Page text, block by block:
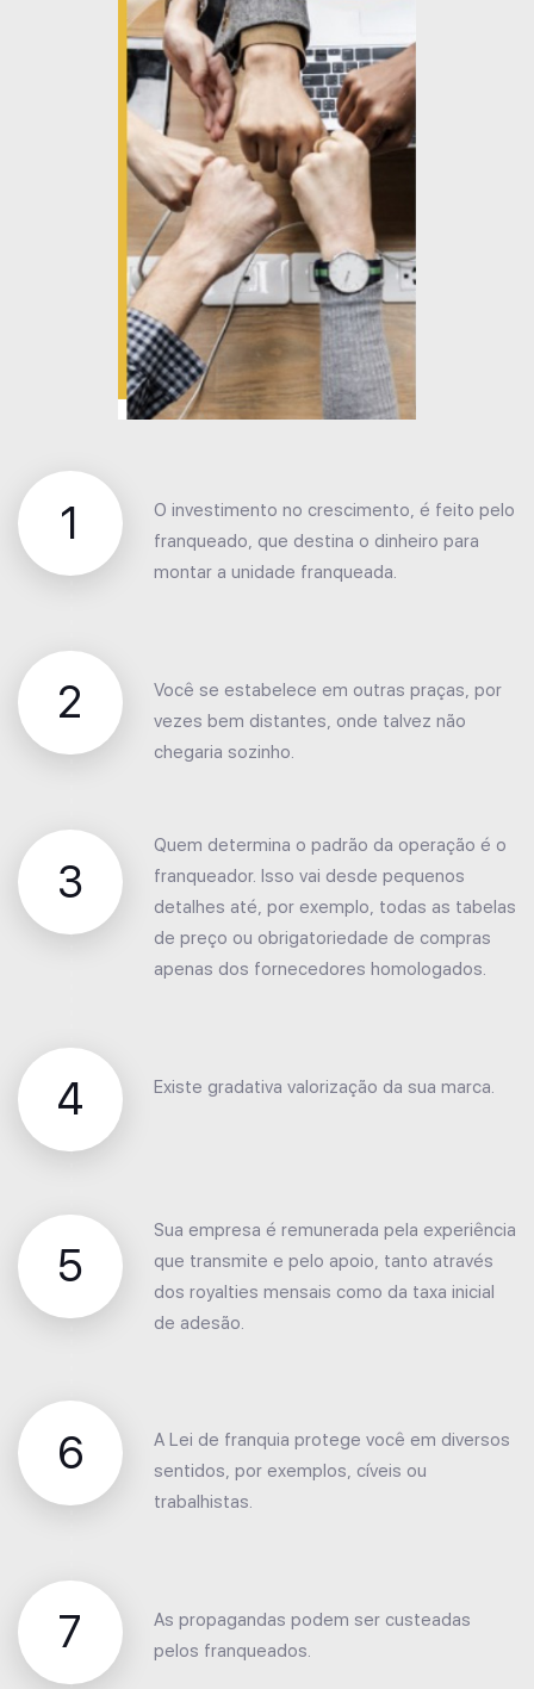
1
O investimento no crescimento, é feito pelo
franqueado, que destina o dinheiro para
montar a unidade franqueada.
2
Você se estabelece em outras praças, por
vezes bem distantes, onde talvez não
chegaria sozinho.
3
Quem determina o padrão da operação é o
franqueador. Isso vai desde pequenos
detalhes até, por exemplo, todas as tabelas
de preço ou obrigatoriedade de compras
apenas dos fornecedores homologados.
4 Existe gradativa valorização da sua marca.
5
Sua empresa é remunerada pela experiência
que transmite e pelo apoio, tanto através
dos royalties mensais como da taxa inicial
de adesão.
6
A Lei de franquia protege você em diversos
sentidos, por exemplos, cíveis ou
trabalhistas.
7
As propagandas podem ser custeadas
pelos franqueados.